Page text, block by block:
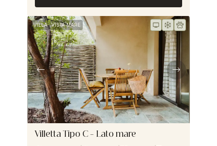
VILLA VISTA MARE
Villetta Tipo C – Lato mare